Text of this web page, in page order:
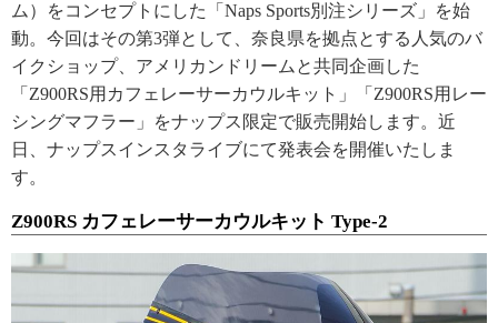
ム）をコンセプトにした「Naps Sports別注シリーズ」を始
動。今回はその第3弾として、奈良県を拠点とする人気のバ
イクショップ、アメリカンドリームと共同企画した
「Z900RS用カフェレーサーカウルキット」「Z900RS用レー
シングマフラー」をナップス限定で販売開始します。近
日、ナップスインスタライブにて発表会を開催いたしま
す。
Z900RS カフェレーサーカウルキット Type-2